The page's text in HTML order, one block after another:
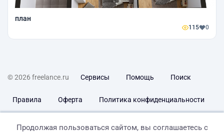
план
115 0
© 2026 freelance.ru Сервисы Помощь Поиск
Правила Оферта Политика конфиденциальности
Продолжая пользоваться сайтом, вы соглашаетесь с